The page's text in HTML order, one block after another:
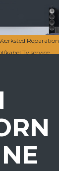
Reparation
kabel Tv service